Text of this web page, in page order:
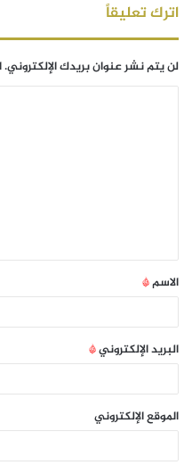
اترك تعليقاً
لن يتم نشر عنوان بريدك الإلكتروني.
الاسم*
البريد الإلكتروني*
الموقع الإلكتروني